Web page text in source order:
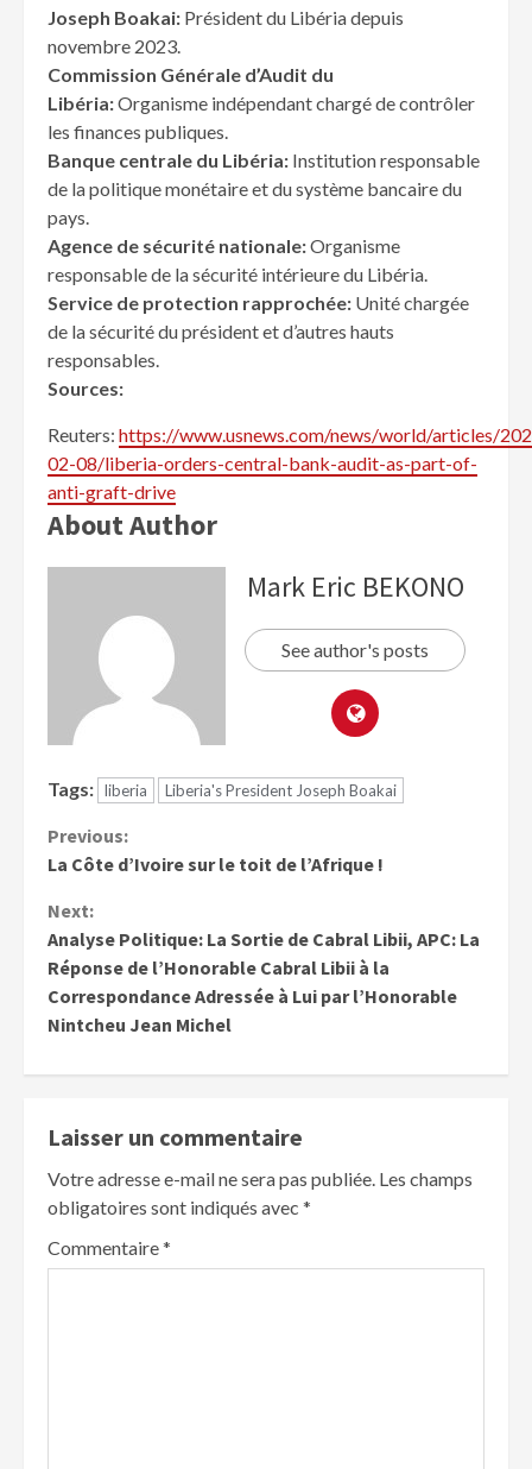
Joseph Boakai: Président du Libéria depuis
novembre 2023.
Commission Générale d’Audit du
Libéria:Organisme indépendant chargé de contrôler
les finances publiques.
Banque centrale du Libéria: Institution responsable
de la politique monétaire et du système bancaire du
pays.
Agence de sécurité nationale:Organisme
responsable de la sécurité intérieure du Libéria.
Service de protection rapprochée: Unité chargée
de la sécurité du président et d’autres hauts
responsables.
Sources:
Reuters: https://www.usnews.com/news/world/articles/
02-08/liberia-orders-central-bank-audit-as-part-of-
anti-graft-drive
About Author
Mark Eric BEKONO
See author's posts
Tags: liberia Liberia's President Joseph Boakai
Previous:
La Côte d’Ivoire sur le toit de l’Afrique !
Next:
Analyse Politique: La Sortie de Cabral Libii, APC: La
Réponse de l’Honorable Cabral Libii à la
Correspondance Adressée à Lui par l’Honorable
Nintcheu Jean Michel
Laisser un commentaire
Votre adresse e-mail ne sera pas publiée. Les champs
obligatoires sont indiqués avec *
Commentaire*